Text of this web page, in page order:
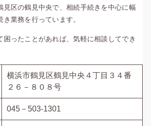
見区の鶴見中央で、相続手続きを中心に幅
業務を行っています。
困ったことがあれば、気軽に相談してでき
横浜市鶴見区鶴見中央４丁目３４番
２６－８０８号
045－503-1301